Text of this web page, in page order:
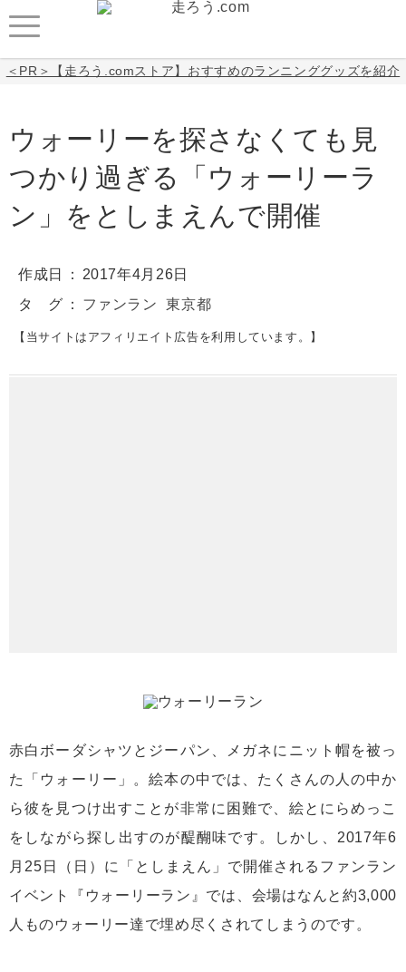
＜PR＞【走ろう.comストア】おすすめのランニンググッズを紹介
ウォーリーを探さなくても見
つかり過ぎる「ウォーリーラ
ン」をとしまえんで開催
作成日
2017年4月26日
タ グ
ファンラン 東京都
【当サイトはアフィリエイト広告を利用しています。】
赤白ボーダシャツとジーパン、メガネにニット帽を被っ
た「ウォーリー」。絵本の中では、たくさんの人の中か
ら彼を見つけ出すことが非常に困難で、絵とにらめっこ
をしながら探し出すのが醍醐味です。しかし、2017年6
月25日（日）に「としまえん」で開催されるファンラン
イベント『ウォーリーラン』では、会場はなんと約3,000
人ものウォーリー達で埋め尽くされてしまうのです。